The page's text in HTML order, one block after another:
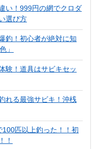
い！999円の網でクロダ
選び方
釣！初心者が絶対に知
」
験！道具はサビキセッ
れる最強サビキ！沖桟
匹以上釣った！！初
！